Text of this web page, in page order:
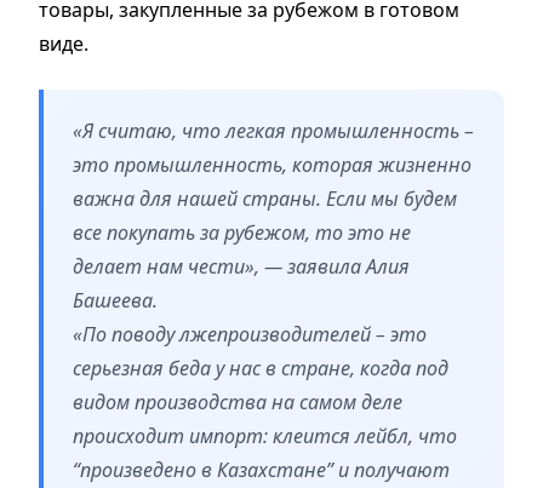
товары, закупленные за рубежом в готовом
виде.
«Я считаю, что легкая промышленность –
это промышленность, которая жизненно
важна для нашей страны. Если мы будем
все покупать за рубежом, то это не
делает нам чести», — заявила Алия
Башеева.
«По поводу лжепроизводителей – это
серьезная беда у нас в стране, когда под
видом производства на самом деле
происходит импорт: клеится лейбл, что
“произведено в Казахстане” и получают